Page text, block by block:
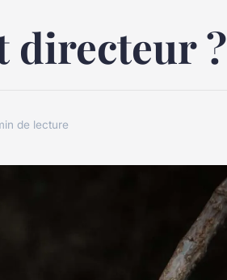
directeur ?
de lecture